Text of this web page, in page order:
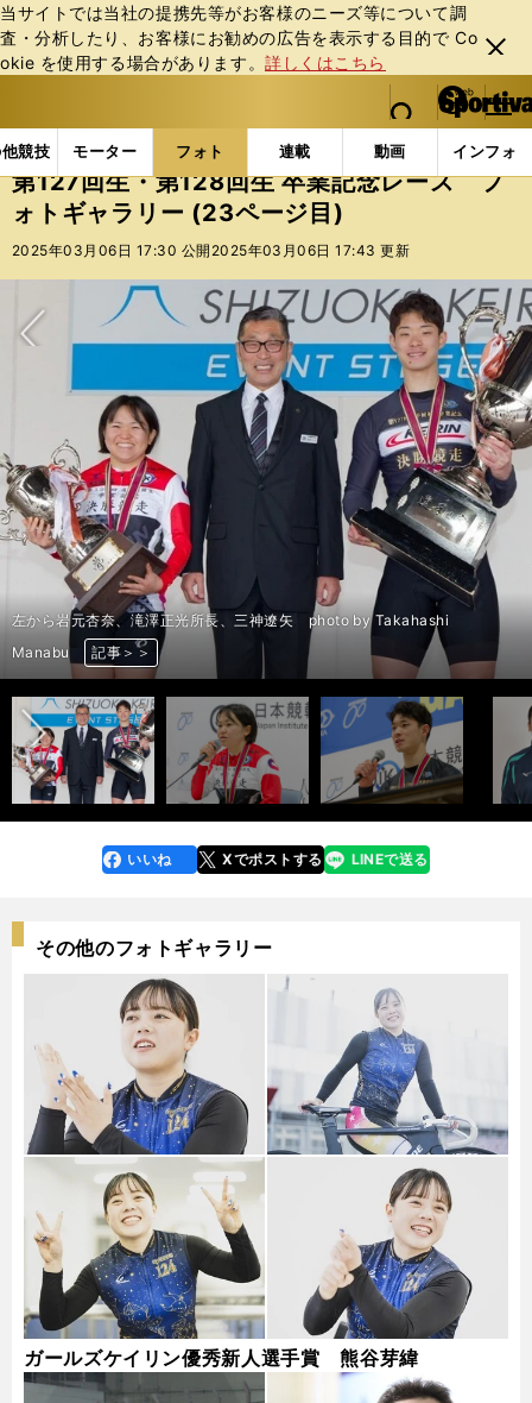
当サイトでは当社の提携先等がお客様のニーズ等について調
査・分析したり、お客様にお勧めの広告を表⽰する⽬的で Co
okie を使⽤する場合があります。詳しくはこちら
閉じ
る
web Sportiva (webスポルティーバ)
検索
マイペ
ー
ジ
メニュ
競技 モーター フォト 連載 動画 インフォ
b
ス
ポ
ル
バ
フォトギャラリー コラムフォト 第127回生・第
第127回生・第128回生 卒業記念レース フ
ォトギャラリー (23ページ目)
2025年03月06日 17:30 公開 2025年03月06日 17:43 更新
半田水晶 記事＞＞
岩元杏奈 記事＞＞
酒井亜樹 記事＞＞
三神遼矢 記事＞＞
尾野翔一 記事＞＞
三神遼矢 photo by Takahashi Manabu
尾野翔一 photo by Takahashi Manabu
尾野翔一 photo by Takahashi Manabu
酒井亜樹 photo by Takahashi Manabu
半田水晶 photo by Takahashi Manabu
岩元杏奈 photo by Takahashi Manabu
尾野翔一 photo by Takahashi Manabu
岩元杏奈 photo by Takahashi Manabu
女子決勝のゴール付近。３番車・赤が岩元 photo by Takahashi
Manabu
記事＞＞
男子決勝のゴール付近。２番車・黒が三神 photo by Takahashi
Manabu
記事＞＞
三神遼矢 photo by Takahashi Manabu
女子表彰式 左から酒井亜樹、岩元杏奈、北岡マリア photo by
Takahashi Manabu
記事＞＞
男子表彰式 左から吉岡優太、三神遼矢、椎名俊介 photo by Takahashi
Manabu
記事＞＞
岩元杏奈 photo by Takahashi Manabu
三神遼矢 photo by Takahashi Manabu
酒井亜樹 photo by Takahashi Manabu
左から酒井亜樹、岩元杏奈、北岡マリア photo by Takahashi Manabu
記事＞＞
左から岩元杏奈、滝澤正光所長、三神遼矢 photo by Takahashi
Manabu
記事＞＞
岩元杏奈 photo by Takahashi Manabu
三神遼矢 photo by Takahashi Manabu
前へ
faceboo
k
いいね Xでポストする
line LINEで送る
その他のフォトギャラリー
ガールズケイリン優秀新人選手賞 熊谷芽緯